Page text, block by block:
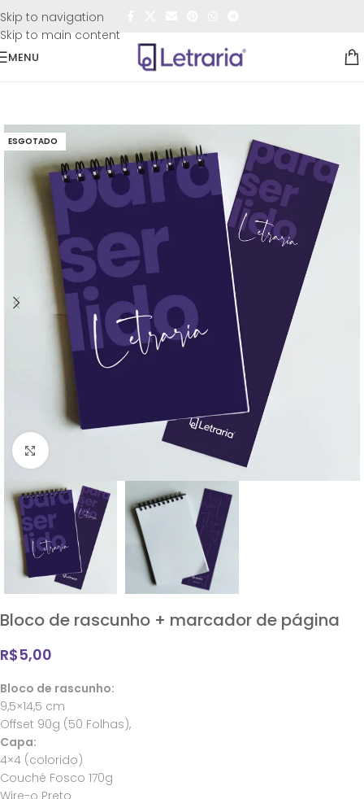
Skip to navigation
Skip to main content
FRETE GRÁTIS
MENU
ESGOTADO
Clique para ampliar
Bloco de rascunho + marcador de página
R$5,00
Bloco de rascunho:
9,5×14,5 cm
Offset 90g (50 Folhas),
Capa:
4×4 (colorido)
Couché Fosco 170g